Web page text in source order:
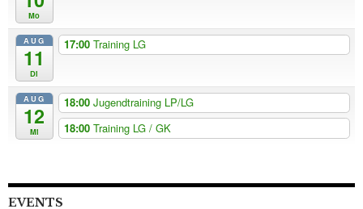
Mo
AUG
11
Di
17:00 Training LG
AUG
12
Mi
18:00 Jugendtraining LP/LG
18:00 Training LG / GK
EVENTS